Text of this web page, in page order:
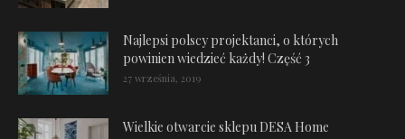
Najlepsi polscy projektanci, o których
powinien wiedzieć każdy! Część 3
27 września, 2019
Wielkie otwarcie sklepu DESA Home